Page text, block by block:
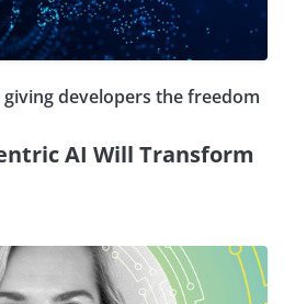
developers the freedom
AI Will Transform